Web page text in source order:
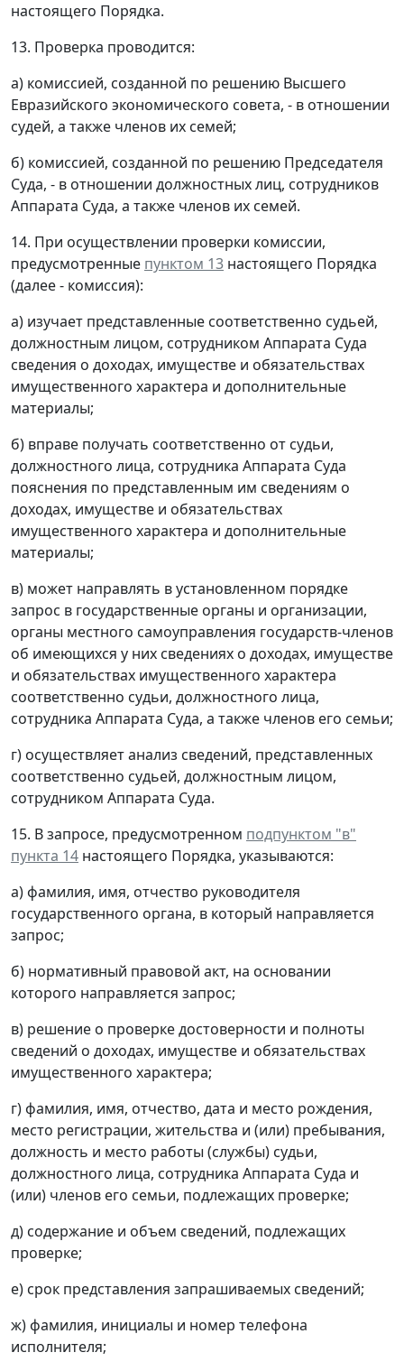
настоящего Порядка.
13. Проверка проводится:
а) комиссией, созданной по решению Высшего
Евразийского экономического совета, - в отношении
судей, а также членов их семей;
б) комиссией, созданной по решению Председателя
Суда, - в отношении должностных лиц, сотрудников
Аппарата Суда, а также членов их семей.
14. При осуществлении проверки комиссии,
предусмотренные пунктом 13 настоящего Порядка
(далее - комиссия):
а) изучает представленные соответственно судьей,
должностным лицом, сотрудником Аппарата Суда
сведения о доходах, имуществе и обязательствах
имущественного характера и дополнительные
материалы;
б) вправе получать соответственно от судьи,
должностного лица, сотрудника Аппарата Суда
пояснения по представленным им сведениям о
доходах, имуществе и обязательствах
имущественного характера и дополнительные
материалы;
в) может направлять в установленном порядке
запрос в государственные органы и организации,
органы местного самоуправления государств-членов
об имеющихся у них сведениях о доходах, имуществе
и обязательствах имущественного характера
соответственно судьи, должностного лица,
сотрудника Аппарата Суда, а также членов его семьи;
г) осуществляет анализ сведений, представленных
соответственно судьей, должностным лицом,
сотрудником Аппарата Суда.
15. В запросе, предусмотренном подпунктом "в"
пункта 14 настоящего Порядка, указываются:
а) фамилия, имя, отчество руководителя
государственного органа, в который направляется
запрос;
б) нормативный правовой акт, на основании
которого направляется запрос;
в) решение о проверке достоверности и полноты
сведений о доходах, имуществе и обязательствах
имущественного характера;
г) фамилия, имя, отчество, дата и место рождения,
место регистрации, жительства и (или) пребывания,
должность и место работы (службы) судьи,
должностного лица, сотрудника Аппарата Суда и
(или) членов его семьи, подлежащих проверке;
д) содержание и объем сведений, подлежащих
проверке;
е) срок представления запрашиваемых сведений;
ж) фамилия, инициалы и номер телефона
исполнителя;